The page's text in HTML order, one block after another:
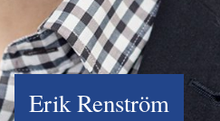
Erik Renström